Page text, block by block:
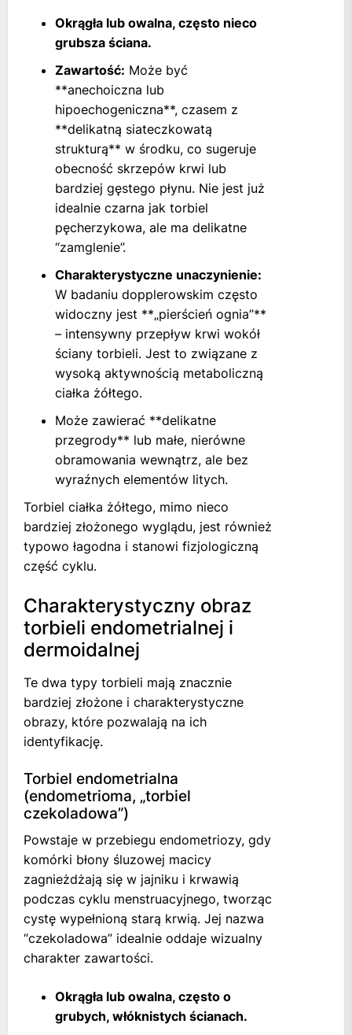
Okrągła lub owalna, często nieco
grubsza ściana.
Zawartość: Może być
**anechoiczna lub
hipoechogeniczna**, czasem z
**delikatną siateczkowatą
strukturą** w środku, co sugeruje
obecność skrzepów krwi lub
bardziej gęstego płynu. Nie jest już
idealnie czarna jak torbiel
pęcherzykowa, ale ma delikatne
“zamglenie”.
Charakterystyczne unaczynienie:
W badaniu dopplerowskim często
widoczny jest **„pierścień ognia”**
– intensywny przepływ krwi wokół
ściany torbieli. Jest to związane z
wysoką aktywnością metaboliczną
ciałka żółtego.
Może zawierać **delikatne
przegrody** lub małe, nierówne
obramowania wewnątrz, ale bez
wyraźnych elementów litych.
Torbiel ciałka żółtego, mimo nieco
bardziej złożonego wyglądu, jest również
typowo łagodna i stanowi fizjologiczną
część cyklu.
Charakterystyczny obraz
torbieli endometrialnej i
dermoidalnej
Te dwa typy torbieli mają znacznie
bardziej złożone i charakterystyczne
obrazy, które pozwalają na ich
identyfikację.
Torbiel endometrialna
(endometrioma, „torbiel
czekoladowa”)
Powstaje w przebiegu endometriozy, gdy
komórki błony śluzowej macicy
zagnieżdżają się w jajniku i krwawią
podczas cyklu menstruacyjnego, tworząc
cystę wypełnioną starą krwią. Jej nazwa
“czekoladowa” idealnie oddaje wizualny
charakter zawartości.
Okrągła lub owalna, często o
grubych, włóknistych ścianach.